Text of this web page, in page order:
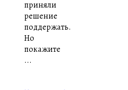
приняли
решение
поддержать.
Но
покажите
...